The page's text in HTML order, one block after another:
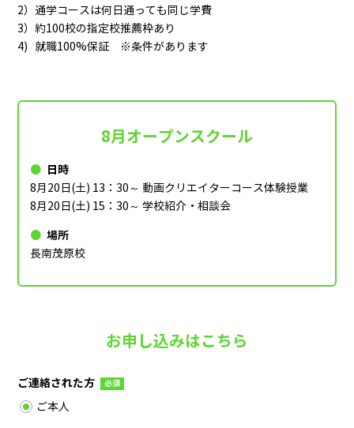
2）通学コースは何日通っても同じ学費
3）約100校の指定校推薦枠あり
4) 就職100%保証 ※条件があります
8月オープンスクール
日時
8月20日(土) 13：30～ 動画クリエイターコース体験授業
8月20日(土) 15：30～ 学校紹介・相談会
場所
長南茂原校
お申し込みはこちら
ご連絡された方 必須
ご本人